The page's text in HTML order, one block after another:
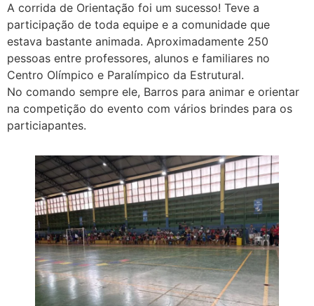
A corrida de Orientação foi um sucesso! Teve a
participação de toda equipe e a comunidade que
estava bastante animada. Aproximadamente 250
pessoas entre professores, alunos e familiares no
Centro Olímpico e Paralímpico da Estrutural.
No comando sempre ele, Barros para animar e orientar
na competição do evento com vários brindes para os
particiapantes.